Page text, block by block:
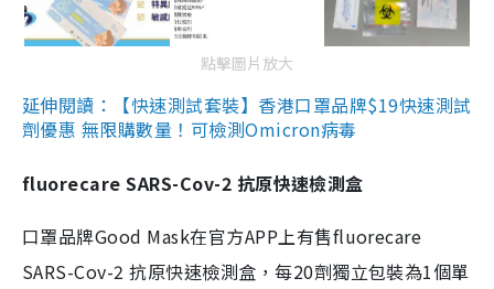
點擊圖片放大
延伸閱讀：【快速測試套裝】香港口罩品牌$19快速測試
劑優惠 無限購數量！可檢測Omicron病毒
fluorecare SARS-Cov-2 抗原快速檢測盒
口罩品牌Good Mask在官方APP上有售fluorecare
SARS-Cov-2 抗原快速檢測盒，每20劑獨立包裝為1個單